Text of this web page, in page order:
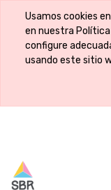
Usamos cookies
en nuestra
configure
usando este sitio